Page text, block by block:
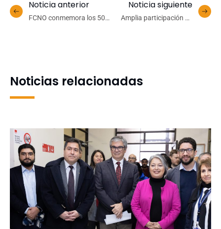
Noticia anterior
FCNO conmemora los 50
Noticia siguiente
Amplia participación de
Noticias relacionadas